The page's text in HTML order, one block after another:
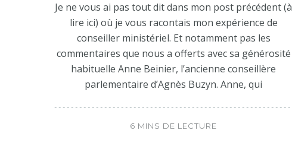
Je ne vous ai pas tout dit dans mon post précédent (à
lire ici) où je vous racontais mon expérience de
conseiller ministériel. Et notamment pas les
commentaires que nous a offerts avec sa générosité
habituelle Anne Beinier, l’ancienne conseillère
parlementaire d’Agnès Buzyn. Anne, qui
6 MINS DE LECTURE